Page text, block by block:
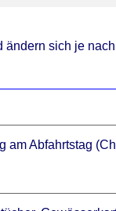
ändern sich je